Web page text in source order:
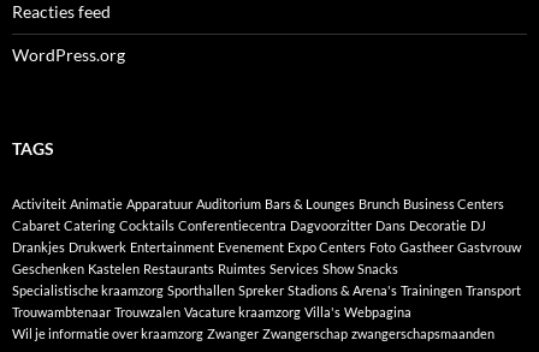
Reacties feed
WordPress.org
TAGS
Activiteit Animatie Apparatuur Auditorium Bars & Lounges Brunch Business Centers
Cabaret Catering Cocktails Conferentiecentra Dagvoorzitter Dans Decoratie DJ
Drankjes Drukwerk Entertainment Evenement Expo Centers Foto Gastheer Gastvrouw
Geschenken Kastelen Restaurants Ruimtes Services Show Snacks
Specialistische kraamzorg Sporthallen Spreker Stadions & Arena's Trainingen Transport
Trouwambtenaar Trouwzalen Vacature kraamzorg Villa's Webpagina
Wil je informatie over kraamzorg Zwanger Zwangerschap zwangerschapsmaanden